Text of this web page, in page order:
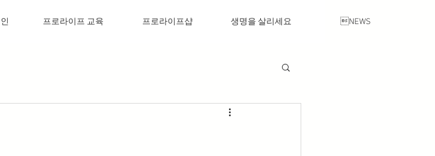
프로라이프 교육 프로라이프샵 생명을 살리세요 NEWS